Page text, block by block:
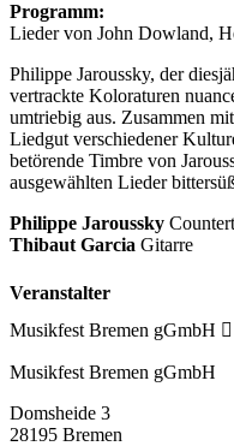
Programm:
Lieder von John Dowland,
Philippe Jaroussky, der
vertrackte Koloraturen
umtriebig aus. Zusammen
Liedgut verschiedener
betörende Timbre von
ausgewählten Lieder
Philippe Jaroussky
Thibaut Garcia Gitarre
Veranstalter
Musikfest Bremen gGmbH
Musikfest Bremen gGmbH
Domsheide 3
28195 Bremen